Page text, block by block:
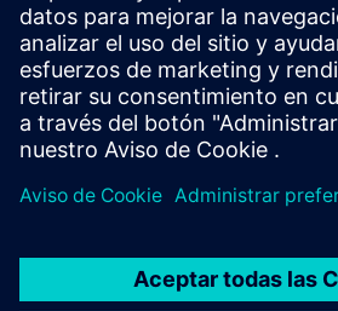
and boost several processes and
railway signalling system’s project
de...
Más información